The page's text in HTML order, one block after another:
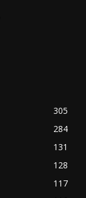
305
284
131
128
117